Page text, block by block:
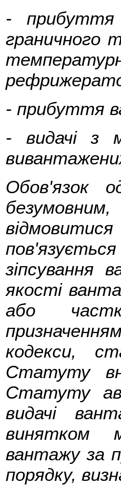
- прибуття
граничного
- прибуття
- видачі з
Обов'язок
безумовним,
зіпсування
якості
або
кодекси,
Статуту
Статуту
видачі
винятком
вантажу за
порядку,